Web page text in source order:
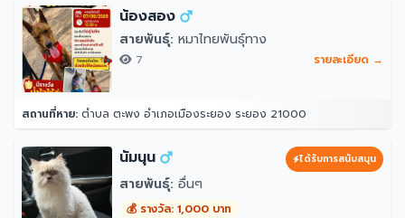
น้องสอง
สายพันธุ์: หมาไทยพันธุ์ทาง
7 รายละเอียด →
สถานที่หาย: ตำบล ตะพง อำเภอเมืองระยอง ระยอง 21000
นัมนุน ได้รับการสนับสนุน
สายพันธุ์: อื่นๆ
💰 รางวัล: 1,000 บาท